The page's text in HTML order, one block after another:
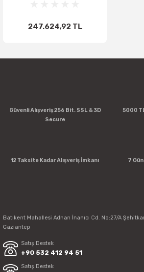
247.624,92 TL
Güvenli Alışveriş 256 Bit. SSL & 3D
Secure
5000
12 Taksite Kadar Alışveriş İmkanı 7
Batıkent Mahallesi Adnan İnanıcı Cd. No:27/A
Gaziantep
Satış Destek
+90 532 412 94 51
Satış Destek